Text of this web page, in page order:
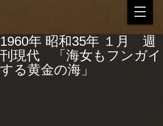
1960年 昭和35年 １月 週
刊現代 「海女もフンガイ
する黄金の海」